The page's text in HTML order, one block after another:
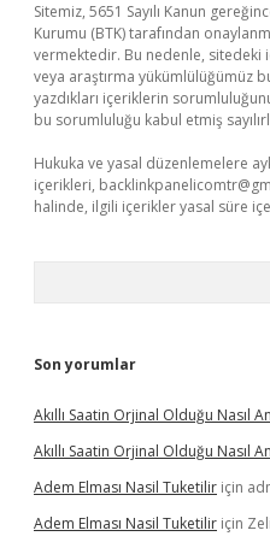
Sitemiz, 5651 Sayılı Kanun
Kurumu (BTK) tarafından
vermektedir. Bu nedenle,
veya araştırma yükümlülüğümüz
yazdıkları içeriklerin
bu sorumluluğu kabul etmiş
Hukuka ve yasal düzenlemelere
içerikleri,
halinde, ilgili içerikler yasal süre
Son yorumlar
Akıllı Saatin Orjinal Olduğu Nasıl
Akıllı Saatin Orjinal Olduğu Nasıl
Adem Elması Nasil Tuketilir için
Adem Elması Nasil Tuketilir için